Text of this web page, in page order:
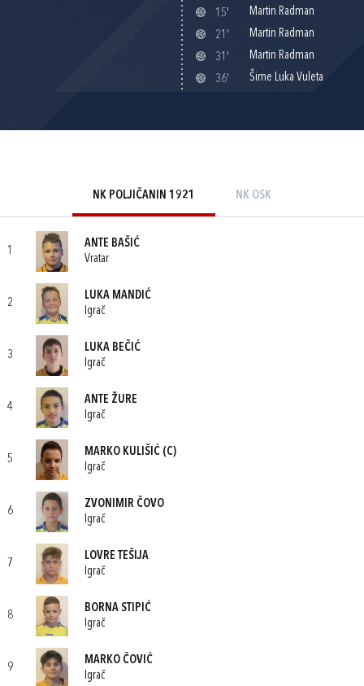
15'
Martin Radman
21'
Martin Radman
31'
Martin Radman
36'
Šime Luka Vuleta
NK POLJIČANIN 1921 NK OSK
1
ANTE BAŠIĆ
Vratar
2
LUKA MANDIĆ
Igrač
3
LUKA BEČIĆ
Igrač
4
ANTE ŽURE
Igrač
5
MARKO KULIŠIĆ (C)
Igrač
6
ZVONIMIR ČOVO
Igrač
7
LOVRE TEŠIJA
Igrač
8
BORNA STIPIĆ
Igrač
9
MARKO ČOVIĆ
Igrač